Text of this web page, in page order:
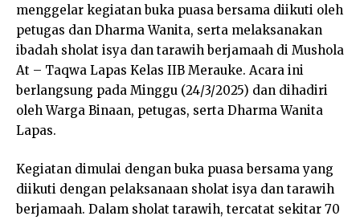
menggelar kegiatan buka puasa bersama diikuti oleh
petugas dan Dharma Wanita, serta melaksanakan
ibadah sholat isya dan tarawih berjamaah di Mushola
At – Taqwa Lapas Kelas IIB Merauke. Acara ini
berlangsung pada Minggu (24/3/2025) dan dihadiri
oleh Warga Binaan, petugas, serta Dharma Wanita
Lapas.
Kegiatan dimulai dengan buka puasa bersama yang
diikuti dengan pelaksanaan sholat isya dan tarawih
berjamaah. Dalam sholat tarawih, tercatat sekitar 70